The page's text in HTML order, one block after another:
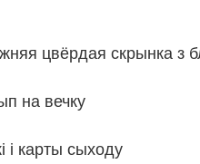
цвёрдая скрынка
на вечку
і карты сыходу